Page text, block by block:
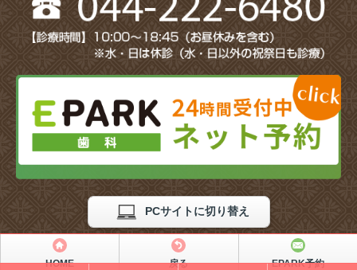
PCサイトに切り替え
HOME 戻る EPARK予約